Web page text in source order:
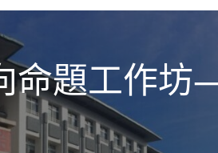
命題工作